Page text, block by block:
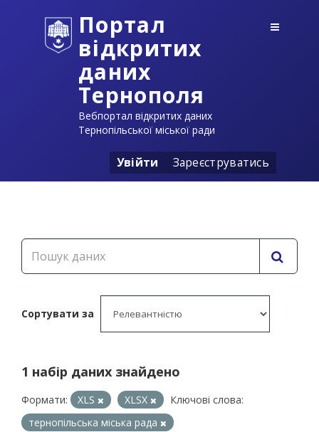
Портал
відкритих
даних
Тернополя
Вебпортал відкритих даних
Тернопільської міської ради
Увійти Зареєструватись
Сортувати за
1 набір даних знайдено
Формати: XLS XLSX
Ключові слова:
тернопільська міська рада